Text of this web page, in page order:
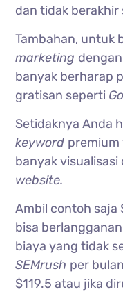
dan tidak berakhir
Tambahan, untuk
marketing
banyak berharap
gratisan seperti
Setidaknya Anda
keyword premium
banyak
website.
Ambil contoh saja
bisa berlangganan
biaya yang tidak
SEMrush per
$119.5 atau jika